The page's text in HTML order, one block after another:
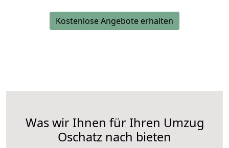
Kostenlose Angebote erhalten
Was wir Ihnen für Ihren Umzug
Oschatz nach bieten